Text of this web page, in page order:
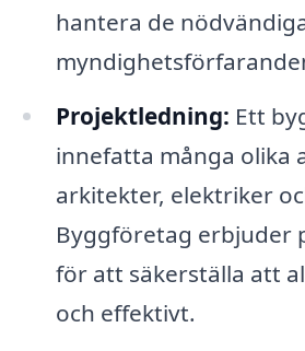
hantera de
Projektledning: Ett
innefatta många olika
arkitekter, elektriker
Byggföretag erbjuder
för att säkerställa att
och effektivt.